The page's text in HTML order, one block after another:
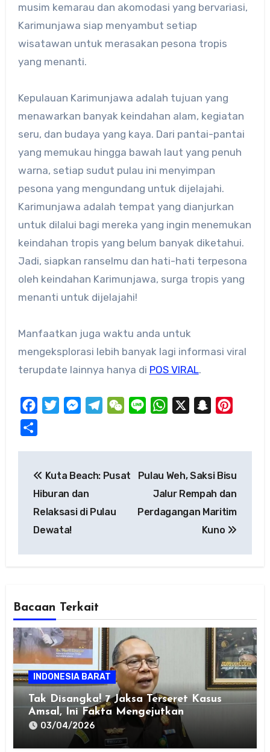
musim kemarau dan akomodasi yang bervariasi,
Karimunjawa siap menyambut setiap
wisatawan untuk merasakan pesona tropis
yang menanti.
​Kepulauan Karimunjawa adalah tujuan yang
menawarkan banyak keindahan alam, kegiatan
seru, dan budaya yang kaya.​ Dari pantai-pantai
yang memukau hingga bawah laut yang penuh
warna, setiap sudut pulau ini menyimpan
pesona yang mengundang untuk dijelajahi.
Karimunjawa adalah tempat yang dianjurkan
untuk dilalui bagi mereka yang ingin menemukan
keindahan tropis yang belum banyak diketahui.
Jadi, siapkan ranselmu dan hati-hati terpesona
oleh keindahan Karimunjawa, surga tropis yang
menanti untuk dijelajahi!
Manfaatkan juga waktu anda untuk
mengeksplorasi lebih banyak lagi informasi viral
terupdate lainnya hanya di POS VIRAL.
FacebookTwitterMessengerTelegramWeChat
Line WhatsApp Snapchat
navigation
Kuta Beach: Pusat
Hiburan dan
Relaksasi di Pulau
Dewata!
Pulau Weh, Saksi Bisu
Jalur Rempah dan
Perdagangan Maritim
Kuno
Bacaan Terkait
INDONESIA BARAT
Tak Disangka! 7 Jaksa Terseret Kasus
Amsal, Ini Fakta Mengejutkan
03/04/2026